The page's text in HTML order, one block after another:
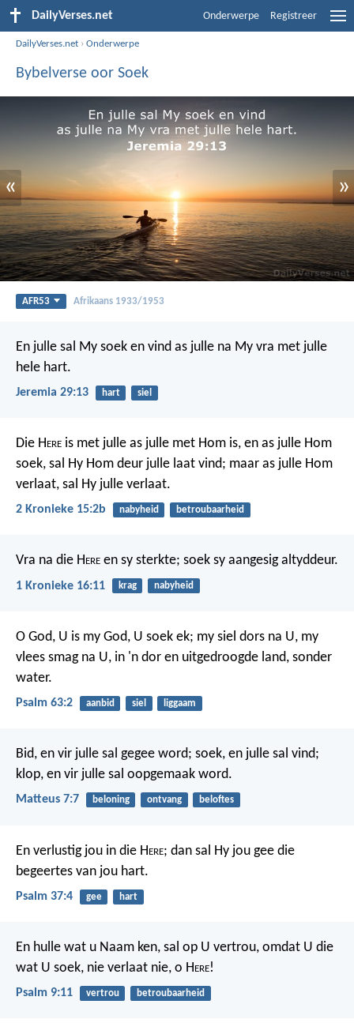
DailyVerses.net Onderwerpe Registreer
DailyVerses.net ›Onderwerpe
Bybelverse oor Soek
« »
AFR53 Afrikaans 1933/1953
En julle sal My soek en vind as julle na My vra met julle
hele hart.
Jeremia 29:13 hart siel
Die Here is met julle as julle met Hom is, en as julle Hom
soek, sal Hy Hom deur julle laat vind; maar as julle Hom
verlaat, sal Hy julle verlaat.
2 Kronieke 15:2b nabyheid betroubaarheid
Vra na die Here en sy sterkte; soek sy aangesig altyddeur.
1 Kronieke 16:11 krag nabyheid
O God, U is my God, U soek ek; my siel dors na U, my
vlees smag na U, in 'n dor en uitgedroogde land, sonder
water.
Psalm 63:2 aanbid siel liggaam
Bid, en vir julle sal gegee word; soek, en julle sal vind;
klop, en vir julle sal oopgemaak word.
Matteus 7:7 beloning ontvang beloftes
En verlustig jou in die Here; dan sal Hy jou gee die
begeertes van jou hart.
Psalm 37:4 gee hart
En hulle wat u Naam ken, sal op U vertrou, omdat U die
wat U soek, nie verlaat nie, o Here!
Psalm 9:11 vertrou betroubaarheid